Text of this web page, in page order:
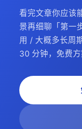
看完文章你应该
景再细聊「第一
用 / 大概多长周
30 分钟，免费方